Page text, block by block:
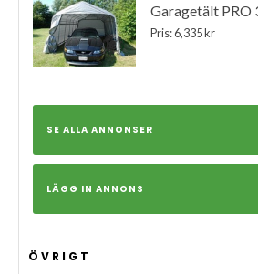
Garagetält PRO
Pris: 6,335 kr
SE ALLA ANNONSER
LÄGG IN ANNONS
ÖVRIGT